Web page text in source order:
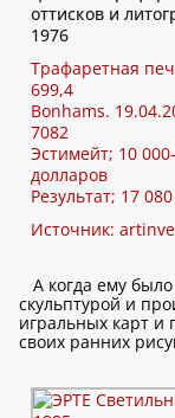
оттисков и
1976
Трафаретная
699,4
Bonhams.
7082
Эстимейт; 10
долларов
Результат; 17
Источник:
А когда ему
скульптурой и
игральных карт и
своих ранних